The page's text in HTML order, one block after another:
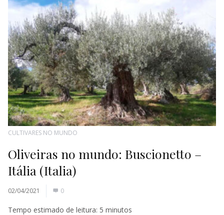
CULTIVARES NO MUNDO
Oliveiras no mundo: Buscionetto –
Itália (Italia)
02/04/2021 0
Tempo estimado de leitura: 5 minutos